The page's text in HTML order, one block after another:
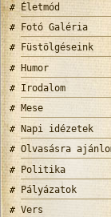
Életmód
Fotó Galéria
Füstölgéseink
Humor
Irodalom
Mese
Napi idézetek
Olvasásra
Politika
Pályázatok
Vers